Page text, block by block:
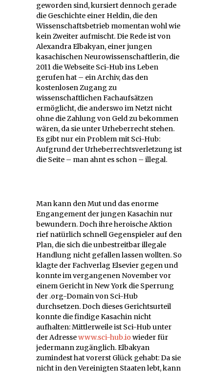
geworden sind, kursiert dennoch gerade
die Geschichte einer Heldin, die den
Wissenschaftsbetrieb momentan wohl wie
kein Zweiter aufmischt. Die Rede ist von
Alexandra Elbakyan, einer jungen
kasachischen Neurowissenschaftlerin, die
2011 die Webseite Sci-Hub ins Leben
gerufen hat – ein Archiv, das den
kostenlosen Zugang zu
wissenschaftlichen Fachaufsätzen
ermöglicht, die anderswo im Netzt nicht
ohne die Zahlung von Geld zu bekommen
wären, da sie unter Urheberrecht stehen.
Es gibt nur ein Problem mit Sci-Hub:
Aufgrund der Urheberrechtsverletzung ist
die Seite – man ahnt es schon – illegal.
Man kann den Mut und das enorme
Engangement der jungen Kasachin nur
bewundern. Doch ihre heroische Aktion
rief natürlich schnell Gegenspieler auf den
Plan, die sich die unbestreitbar illegale
Handlung nicht gefallen lassen wollten. So
klagte der Fachverlag Elsevier gegen und
konnte im vergangenen November vor
einem Gericht in New York die Sperrung
der .org-Domain von Sci-Hub
durchsetzen. Doch dieses Gerichtsurteil
konnte die findige Kasachin nicht
aufhalten: Mittlerweile ist Sci-Hub unter
der Adressewww.sci-hub.io wieder für
jedermann zugänglich. Elbakyan
zumindest hat vorerst Glück gehabt: Da sie
nicht in den Vereinigten Staaten lebt, kann